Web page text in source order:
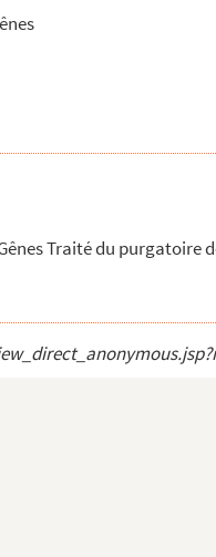
Traité du purgatoire